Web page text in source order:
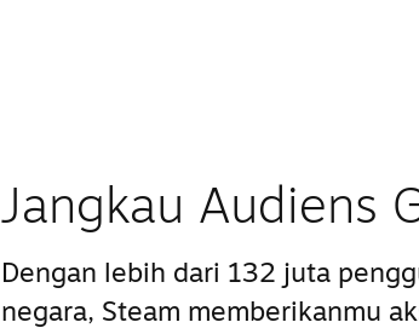
Jangkau Audiens
Dengan lebih dari 132 juta
negara, Steam memberikanmu